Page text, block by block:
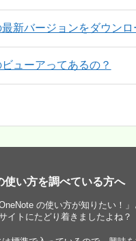
新バージョンをダウンロ
ューアってあるの？
使い方を調べている方へ
の使い方が知りたい！」
イトにたどり着きましたよね？